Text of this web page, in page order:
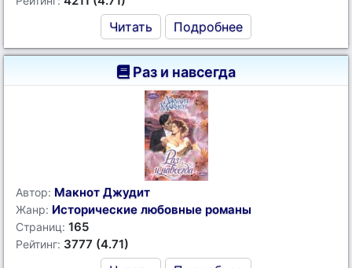
Читать Подробнее
Раз и навсегда
Автор: Макнот Джудит
Жанр: Исторические любовные романы
Страниц: 165
Рейтинг: 3777 (4.71)